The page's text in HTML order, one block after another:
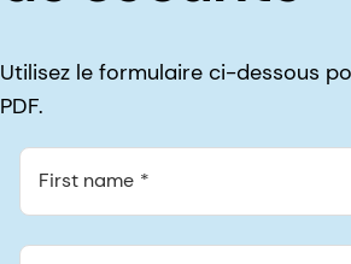
Utilisez le formulaire ci-dessous
PDF.
First name